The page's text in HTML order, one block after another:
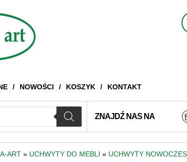
NOWOŚCI KOSZYK KONTAKT
ZNAJDŹ NAS NA
ART » UCHWYTY DO MEBLI » UCHWYTY